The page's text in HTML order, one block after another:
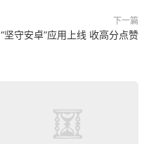
下一篇
“坚守安卓”应用上线 收高分点赞